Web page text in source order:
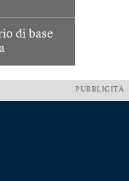
di base
PUBBLICITÀ